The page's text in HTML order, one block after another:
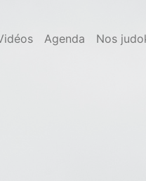
Agenda Nos